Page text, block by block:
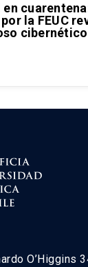
la FEUC
cibernético
O’Higgins